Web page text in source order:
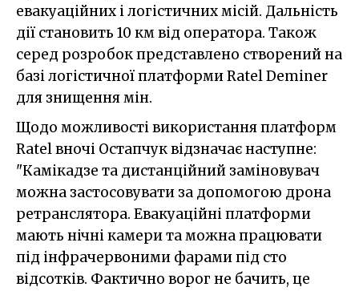
евакуаційних і логістичних місій. Дальність
дії становить 10 км від оператора. Також
серед розробок представлено створений на
базі логістичної платформи Ratel Deminer
для знищення мін.
Щодо можливості використання платформ
Ratel вночі Остапчук відзначає наступне:
"Камікадзе та дистанційний заміновувач
можна застосовувати за допомогою дрона
ретранслятора. Евакуаційні платформи
мають нічні камери та можна працювати
під інфрачервоними фарами під сто
відсотків. Фактично ворог не бачить, це